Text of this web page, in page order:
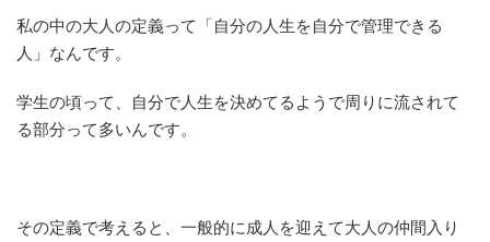
私の中の大人の定義って「自分の人生を自分で管理できる
人」なんです。
学生の頃って、自分で人生を決めてるようで周りに流されて
る部分って多いんです。
その定義で考えると、一般的に成人を迎えて大人の仲間入り